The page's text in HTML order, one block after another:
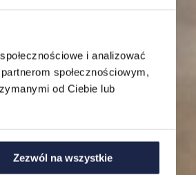
i analizować
społecznościowym,
od Ciebie lub
Zezwól na wszystkie